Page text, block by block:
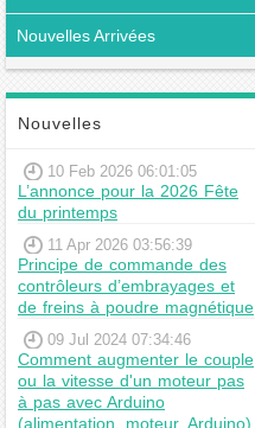
Nouvelles Arrivées
Nouvelles
10 Feb 2026 06:01:05
L’annonce pour la 2026 Fête
du printemps
11 Apr 2026 03:56:39
Principe de commande des
contrôleurs d’embrayages et
de freins à poudre magnétique
09 Jul 2024 07:34:46
Comment augmenter le couple
ou la vitesse d'un moteur pas
à pas avec Arduino
(alimentation, moteur, Arduino)